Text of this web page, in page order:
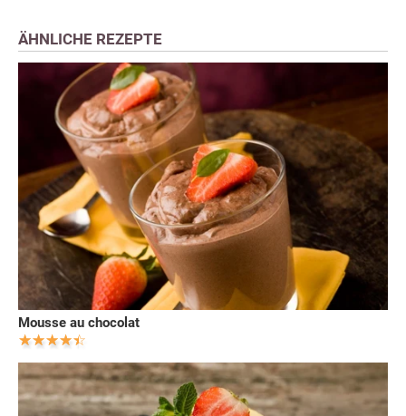
ÄHNLICHE REZEPTE
Mousse au chocolat